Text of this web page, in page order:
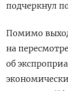
подчеркнул
Помимо
на
об